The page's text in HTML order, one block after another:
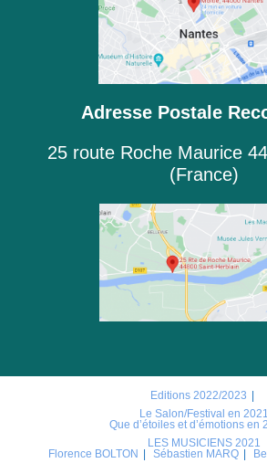
Adresse Postale
25 route Roche Maurice
(France)
Editions 2022/2023
Le Salon/Festival en 2021
Que d’étoiles et d’émotions en
LES MUSICIENS 2021
Florence BOLTON
Sébastien MARQ